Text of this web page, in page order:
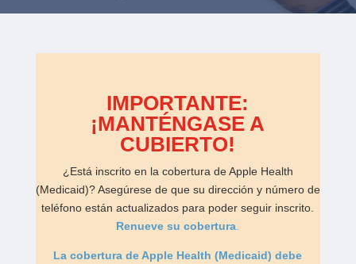
IMPORTANTE:
¡MANTÉNGASE A
CUBIERTO!
¿Está inscrito en la cobertura de Apple Health
(Medicaid)? Asegúrese de que su dirección y número de
teléfono están actualizados para poder seguir inscrito.
Renueve su cobertura
La cobertura de Apple Health (Medicaid) debe